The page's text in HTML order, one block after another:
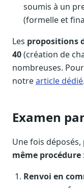
soumis à un
(formelle et
Les propositions
40(création de
nombreuses.
notrearticle dédié.
Examen
Une fois
même procédure :
Renvoi en